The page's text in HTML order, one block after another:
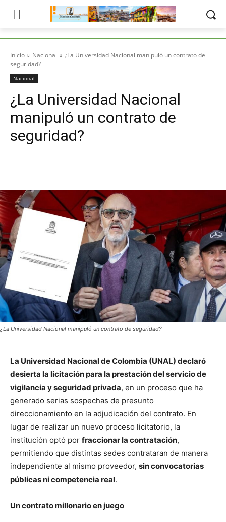
Inicio Nacional
¿La Universidad Nacional manipuló un contrato de
seguridad?
Nacional
¿La Universidad Nacional
manipuló un contrato de
seguridad?
¿La Universidad Nacional manipuló un contrato de seguridad?
La Universidad Nacional de Colombia (UNAL) declaró
desierta la licitación para la prestación del servicio de
vigilancia y seguridad privada, en un proceso que ha
generado serias sospechas de presunto
direccionamiento en la adjudicación del contrato. En
lugar de realizar un nuevo proceso licitatorio, la
institución optó por fraccionar la contratación,
permitiendo que distintas sedes contrataran de manera
independiente al mismo proveedor, sin convocatorias
públicas ni competencia real.
Un contrato millonario en juego